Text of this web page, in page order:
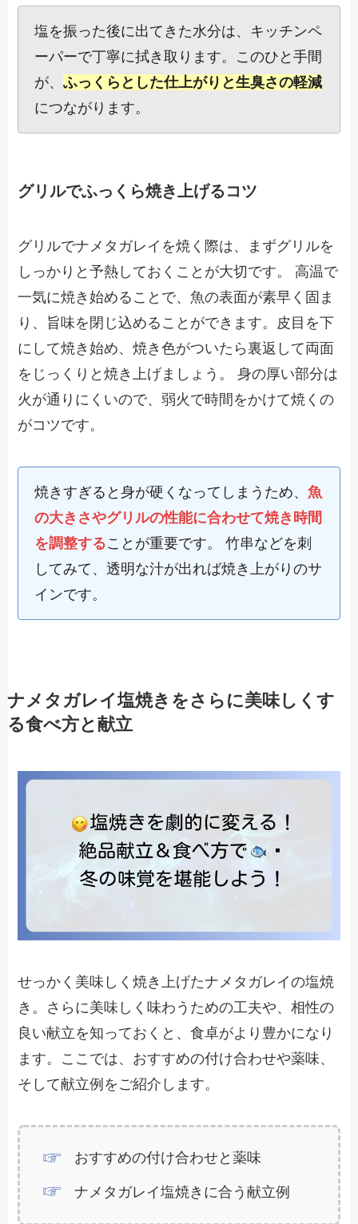
塩を振った後に出てきた水分は、キッチンペ
ーパーで丁寧に拭き取ります。このひと手間
が、ふっくらとした仕上がりと生臭さの軽減
につながります。
グリルでふっくら焼き上げるコツ
グリルでナメタガレイを焼く際は、まずグリルを
しっかりと予熱しておくことが大切です。 高温で
一気に焼き始めることで、魚の表面が素早く固ま
り、旨味を閉じ込めることができます。皮目を下
にして焼き始め、焼き色がついたら裏返して両面
をじっくりと焼き上げましょう。 身の厚い部分は
火が通りにくいので、弱火で時間をかけて焼くの
がコツです。
焼きすぎると身が硬くなってしまうため、魚
の大きさやグリルの性能に合わせて焼き時間
を調整することが重要です。 竹串などを刺
してみて、透明な汁が出れば焼き上がりのサ
インです。
ナメタガレイ塩焼きをさらに美味しくす
る食べ方と献立
せっかく美味しく焼き上げたナメタガレイの塩焼
き。さらに美味しく味わうための工夫や、相性の
良い献立を知っておくと、食卓がより豊かになり
ます。ここでは、おすすめの付け合わせや薬味、
そして献立例をご紹介します。
おすすめの付け合わせと薬味
ナメタガレイ塩焼きに合う献立例